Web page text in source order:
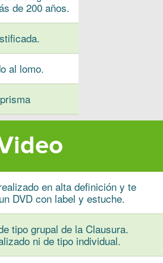
de 200 años.
al lomo.
en alta definición y te
DVD con label y estuche.
tipo grupal de la Clausura.
ni de tipo individual.